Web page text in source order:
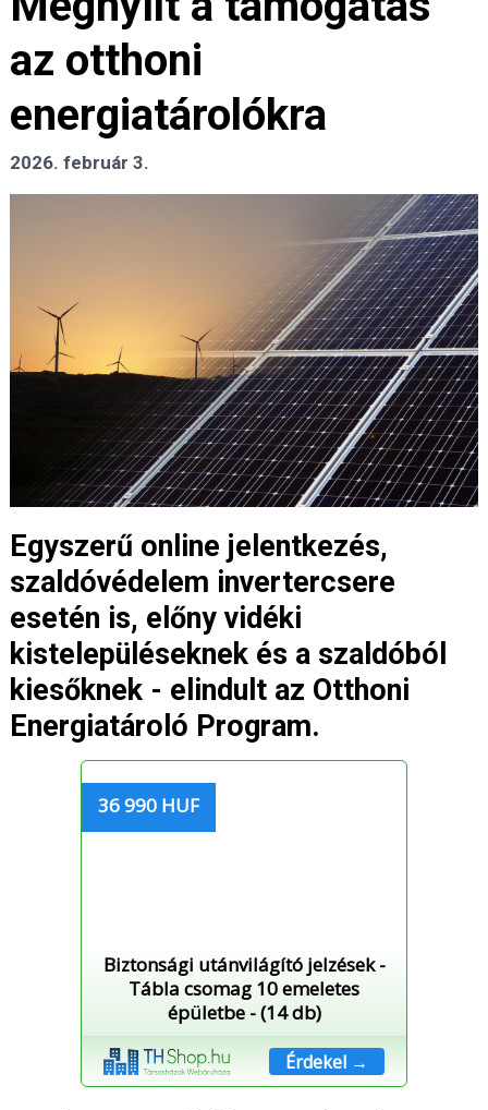
az otthoni
energiatárolókra
2026. február 3.
Egyszerű online jelentkezés,
szaldóvédelem invertercsere
esetén is, előny vidéki
kistelepüléseknek és a szaldóból
kiesőknek - elindult az Otthoni
Energiatároló Program.
36 990 HUF
Biztonsági utánvilágító jelzések -
Tábla csomag 10 emeletes
épületbe - (14 db)
Érdekel →